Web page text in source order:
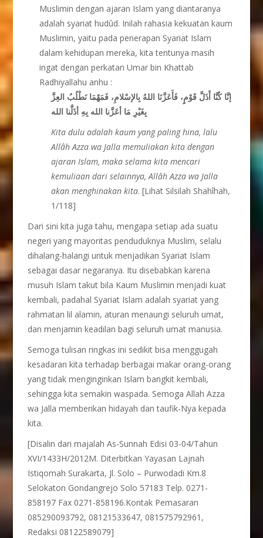
Muslimin dengan ajaran Islam yang diantaranya
adalah syariat hudûd. Inilah rahasia kekuatan kaum
Muslimin, yaitu pada penerapan Syariat Islam
dalam kehidupan mereka, kita tentunya masih
ingat dengan perkatan Umar bin Khattab
Radhiyallahu anhu :
إنَّا كُنَّا أَذَلَّ قَوْمٍ، فَأَعَزَّنَا اللهُ بِالإسْلامِ، فَمَهْمَا نَطْلُبُ العِزَّ
بِغَيْرِ مَا أعَزَّنا الله بِهِ أذَلَّنا الله
Kita dulu adalah kaum yang paling hina, lalu
Allâh Azza wa Jalla memuliakan kita dengan
ajaran Islam, maka selama kita mencari
kemuliaan dari selainnya, Allâh Azza wa Jalla
akan menghinakan kita. [Lihat Silsilah Shahîhah,
1/118]
Dari sini kita juga tahu, mengapa setiap ada suatu
negeri yang mayoritas penduduknya Muslim, selalu
dihalang-halangi untuk menjadikan Syariat Islam
sebagai dasar negaranya. Itu disebabkan karena
musuh Islam takut bila Kaum Muslimin menjadi kuat
kembali, padahal Syariat Islam adalah syariat yang
rahmatan lil alamin, aturan menaungi seluruh umat,
dan menjamin keadilan bagi seluruh umat manusia.
Semoga tulisan ringkas ini sedikit bisa menggugah
kesadaran kita terhadap berbagai makar orang-orang
yang tidak menginginkan Islam bangkit kembali,
sehingga kita semakin waspada. Semoga Allah Azza
wa Jalla memberikan hidayah dan taufik-Nya kepada
kita.
[Disalin dari majalah As-Sunnah Edisi 03-04/Tahun
XVI/1433H/2012M. Diterbitkan Yayasan Lajnah
Istiqomah Surakarta, Jl. Solo – Purwodadi Km.8
Selokaton Gondangrejo Solo 57183 Telp. 0271-
858197 Fax 0271-858196.Kontak Pemasaran
085290093792, 08121533647, 081575792961,
Redaksi 08122589079]